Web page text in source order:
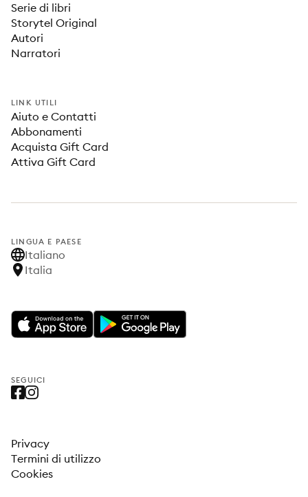
Serie di libri
Storytel Original
Autori
Narratori
LINK UTILI
Aiuto e Contatti
Abbonamenti
Acquista Gift Card
Attiva Gift Card
LINGUA E PAESE
Italiano
Italia
SEGUICI
Privacy
Termini di utilizzo
Cookies